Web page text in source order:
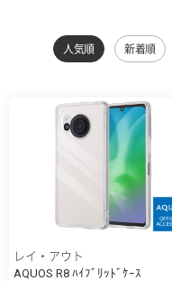
人気順 新着順
レイ・アウト
AQUOS R8 ﾊｲﾌﾞﾘｯﾄﾞｹｰｽ